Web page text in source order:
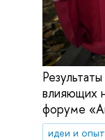
влияющих
форуме
идеи и опыт